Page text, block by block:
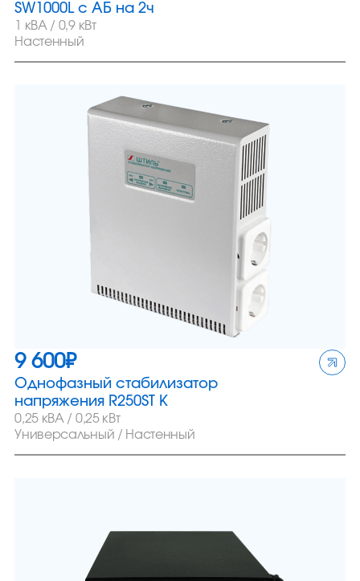
SW1000L c АБ на 2ч
1 кВА / 0,9 кВт
Настенный
9 600₽
Однофазный стабилизатор
напряжения R250ST K
0,25 кВА / 0,25 кВт
Универсальный / Настенный